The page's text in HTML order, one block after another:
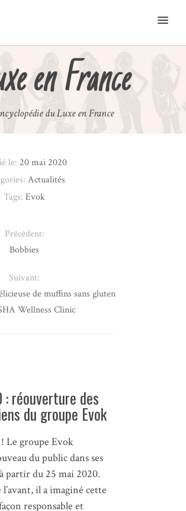
MENU
en France
du Luxe en France
réouverture des
du groupe Evok
Le groupe Evok
du public dans ses
partir du 25 mai 2020.
il a imaginé cette
responsable et
le: 20 mai 2020
Actualités
Tags:Evok
Précédent:
Bobbies
Suivant:
de muffins sans gluten
Wellness Clinic